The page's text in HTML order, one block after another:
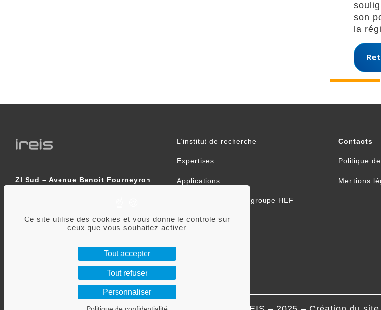
son
la
ZI Sud – Avenue Benoit Fourneyron
L’institut de recherche
Expertises
Applications
IREIS filiale R&D du groupe HEF
Contacts
Politique
Mentions
Ce site utilise des cookies et vous donne le contrôle sur
ceux que vous souhaitez activer
Tout accepter
Tout refuser
Personnaliser